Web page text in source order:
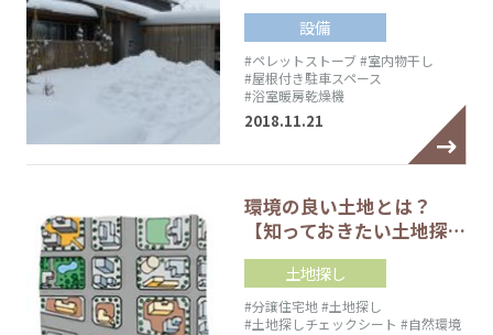
設備
#ペレットストーブ#室内物干し
#屋根付き駐車スペース
#浴室暖房乾燥機
2018.11.21
環境の良い土地とは？
【知っておきたい土地探…
土地探し
#分譲住宅地#土地探し
#土地探しチェックシート #自然環境